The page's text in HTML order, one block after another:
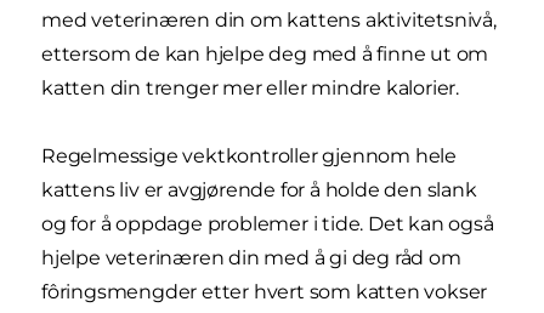
med veterinæren din om kattens aktivitetsnivå,
ettersom de kan hjelpe deg med å finne ut om
katten din trenger mer eller mindre kalorier.
Regelmessige vektkontroller gjennom hele
kattens liv er avgjørende for å holde den slank
og for å oppdage problemer i tide. Det kan også
hjelpe veterinæren din med å gi deg råd om
fôringsmengder etter hvert som katten vokser